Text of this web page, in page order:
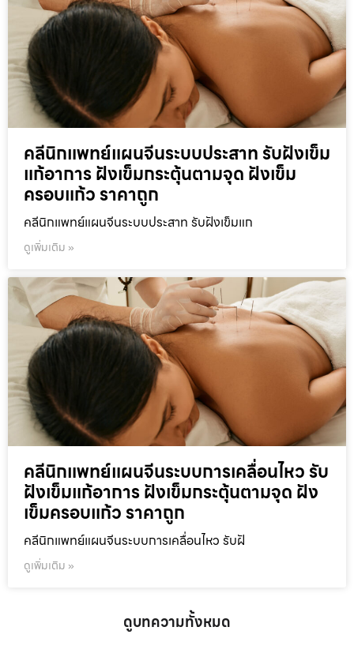
คลีนิกแพทย์แผนจีนระบบประสาท รับฝังเข็ม
แก้อาการ ฝังเข็มกระตุ้นตามจุด ฝังเข็ม
ครอบแก้ว ราคาถูก
คลีนิกแพทย์แผนจีนระบบประสาท รับฝังเข็มแก
ดูเพิ่มเติม »
คลีนิกแพทย์แผนจีนระบบการเคลื่อนไหว รับ
ฝังเข็มแก้อาการ ฝังเข็มกระตุ้นตามจุด ฝัง
เข็มครอบแก้ว ราคาถูก
คลีนิกแพทย์แผนจีนระบบการเคลื่อนไหว รับฝั
ดูเพิ่มเติม »
ดูบทความทั้งหมด